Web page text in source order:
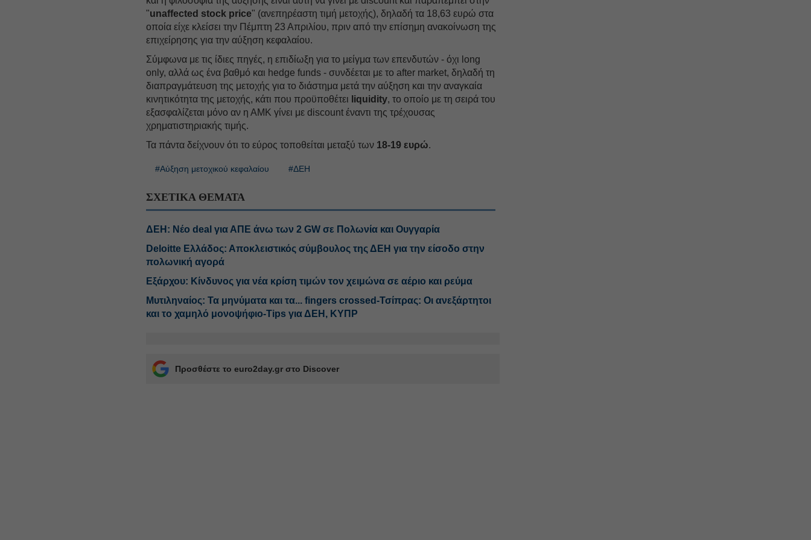
"unaffected stock price" (ανεπηρέαστη τιμή μετοχής), δηλαδή τα 18,63 ευρώ στα
οποία είχε κλείσει την Πέμπτη 23 Απριλίου, πριν από την επίσημη ανακοίνωση της
επιχείρησης για την αύξηση κεφαλαίου.
Σύμφωνα με τις ίδιες πηγές, η επιδίωξη για το μείγμα των επενδυτών - όχι long
only, αλλά ως ένα βαθμό και hedge funds - συνδέεται με το after market, δηλαδή τη
διαπραγμάτευση της μετοχής για το διάστημα μετά την αύξηση και την αναγκαία
κινητικότητα της μετοχής, κάτι που προϋποθέτει liquidity, το οποίο με τη σειρά του
εξασφαλίζεται μόνο αν η ΑΜΚ γίνει με discount έναντι της τρέχουσας
χρηματιστηριακής τιμής.
Τα πάντα δείχνουν ότι το εύρος τοποθείται μεταξύ των 18-19 ευρώ.
#Αύξηση μετοχικού κεφαλαίου #ΔΕΗ
ΣΧΕΤΙΚΑ ΘΕΜΑΤΑ
ΔΕΗ: Νέο deal για ΑΠΕ άνω των 2 GW σε Πολωνία και Ουγγαρία
Deloitte Ελλάδος: Αποκλειστικός σύμβουλος της ΔΕΗ για την είσοδο στην
πολωνική αγορά
Εξάρχου: Κίνδυνος για νέα κρίση τιμών τον χειμώνα σε αέριο και ρεύμα
Μυτιληναίος: Τα μηνύματα και τα... fingers crossed-Τσίπρας: Οι ανεξάρτητοι
και το χαμηλό μονοψήφιο-Tips για ΔΕΗ, ΚΥΠΡ
Προσθέστε το euro2day.gr στο Discover